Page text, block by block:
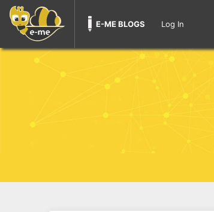
E-ME BLOGS Log In